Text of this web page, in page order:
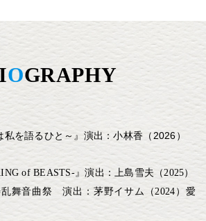
OGRAPHY
私を語るひと～』演出：小林香（2026）
of BEASTS-』演出：上島雪夫（2025）
乱舞音曲祭 演出：茅野イサム（2024）愛